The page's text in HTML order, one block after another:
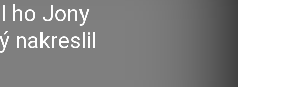
ho Jony
nakreslil